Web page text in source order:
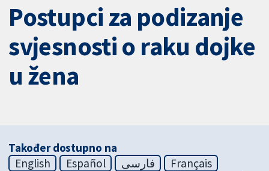
Postupci za podizanje
svjesnosti o raku dojke
u žena
Također dostupno na
English
Español فارسی
Français